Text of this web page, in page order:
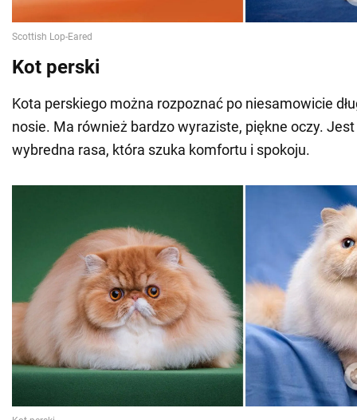
Kot perski
Kota perskiego można rozpoznać po niesamowicie
nosie. Ma również bardzo wyraziste, piękne oczy.
wybredna rasa, która szuka komfortu i spokoju.